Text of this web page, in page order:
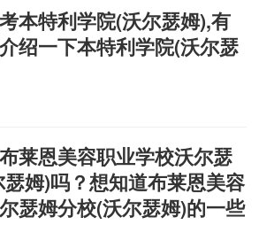
本特利学院(沃尔瑟姆),有
绍一下本特利学院(沃尔瑟
莱恩美容职业学校沃尔瑟
姆)吗？想知道布莱恩美容
瑟姆分校(沃尔瑟姆)的一些